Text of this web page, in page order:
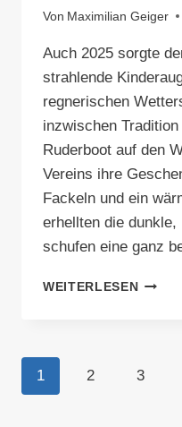
Von Maximilian Geiger
Auch 2025 sorgte
strahlende
regnerischen
inzwischen
Ruderboot auf den
Vereins ihre
Fackeln und ein
erhellten die
schufen eine ganz
WEITERLESEN
1 2 3